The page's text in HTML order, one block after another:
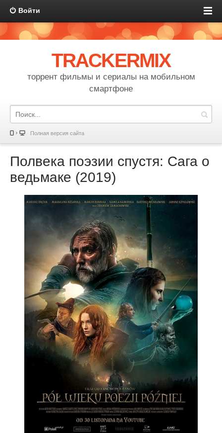
Войти
TRACKERMIX
торрент фильмы и сериалы на мобильном
смартфоне
Полная версия сайта
Полвека поэзии спустя: Сага о
ведьмаке (2019)